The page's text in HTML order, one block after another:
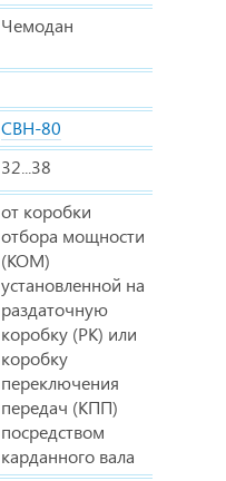
Чемодан
СВН-80
32...38
от коробки
отбора мощности
(КОМ)
установленной на
раздаточную
коробку (РК) или
коробку
переключения
передач (КПП)
посредством
карданного вала